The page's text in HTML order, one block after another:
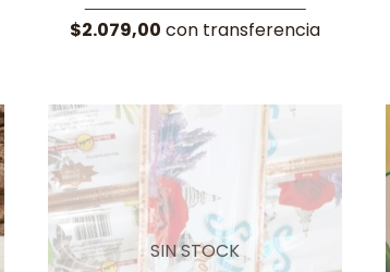
$2.079,00 con transferencia
SIN STOCK